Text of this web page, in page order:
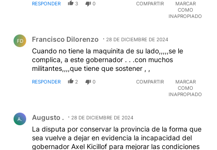
RESPONDER 3 0 COMPARTIR
MARCAR
COMO
INAPROPIADO
FD Francisco Dilorenzo 28 DE DICIEMBRE DE 2024
Cuando no tiene la maquinita de su lado,,,,,se le
complica, a este gobernador . . .con muchos
militantes,,,,que tiene que sostener , ,
RESPONDER 2 0 COMPARTIR
MARCAR
COMO
INAPROPIADO
A. Augusto . 28 DE DICIEMBRE DE 2024
La disputa por conservar la provincia de la forma que
sea vuelve a dejar en evidencia la incapacidad del
gobernador Axel Kicillof para mejorar las condiciones